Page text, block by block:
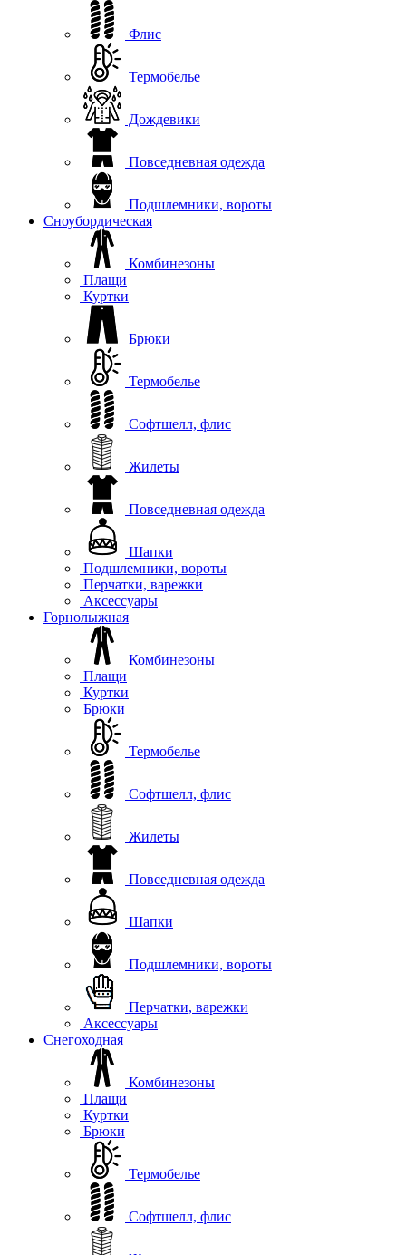
Флис
Термобелье
Дождевики
Повседневная одежда
Подшлемники, вороты
Сноубордическая
Комбинезоны
Плащи
Куртки
Брюки
Термобелье
Софтшелл, флис
Жилеты
Повседневная одежда
Шапки
Подшлемники, вороты
Перчатки, варежки
Аксессуары
Горнолыжная
Комбинезоны
Плащи
Куртки
Брюки
Термобелье
Софтшелл, флис
Жилеты
Повседневная одежда
Шапки
Подшлемники, вороты
Перчатки, варежки
Аксессуары
Снегоходная
Комбинезоны
Плащи
Куртки
Брюки
Термобелье
Софтшелл, флис